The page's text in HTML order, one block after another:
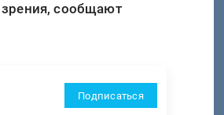
зрения, сообщают
Подписаться